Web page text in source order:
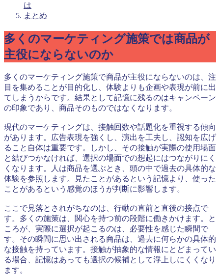
は
まとめ
多くのマーケティング施策では商品が
主役にならないのか
多くのマーケティング施策で商品が主役にならないのは、注
目を集めることが目的化し、体験よりも企画や表現が前に出
てしまうからです。結果として記憶に残るのはキャンペーン
の印象であり、商品そのものではなくなります。
現代のマーケティングは、接触回数や話題化を重視する傾向
があります。広告表現を強くし、演出を工夫し、認知を広げ
ること自体は重要です。しかし、その接触が実際の使用場面
と結びつかなければ、選択の場面での想起にはつながりにく
くなります。人は商品を選ぶとき、頭の中で過去の具体的な
体験を参照します。見たことがあるという記憶より、使った
ことがあるという感覚のほうが判断に影響します。
ここで見落とされがちなのは、行動の直前と直後の接点で
す。多くの施策は、関心を持つ前の段階に働きかけます。と
ころが、実際に選択が起こるのは、必要性を感じた瞬間で
す。その瞬間に思い出される商品は、過去に何らかの具体的
な接触を持っています。接触が抽象的な情報にとどまってい
る場合、記憶はあっても選択の候補として浮上しにくくなり
ます。